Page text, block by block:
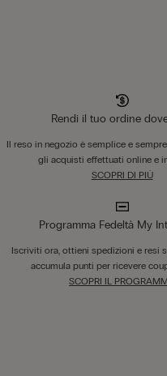
Rendi il tuo ordine
Il reso in negozio è semplice e
gli acquisti effettuati online e
SCOPRI DI PIÙ
Programma Fedeltà My
Iscriviti ora, ottieni spedizioni e resi
accumula punti per ricevere
SCOPRI IL